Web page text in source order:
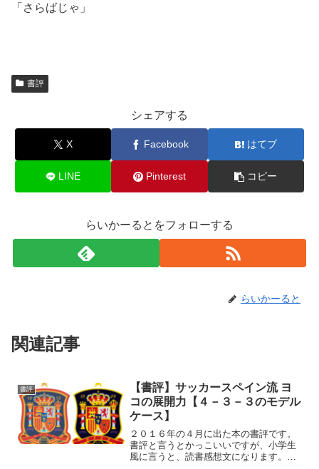
「さらばじゃ」
書評
シェアする
X Facebook はてブ
LINE Pinterest コピー
らいかーるとをフォローする
らいかーると
関連記事
書評
【書評】サッカースペイン流 ヨ
コの展開力【４－３－３のモデル
ケース】
２０１６年の４月に出た本の書評です。
書評と言うとかっこいいですが、小学生
風に言うと、読書感想文になります。こ